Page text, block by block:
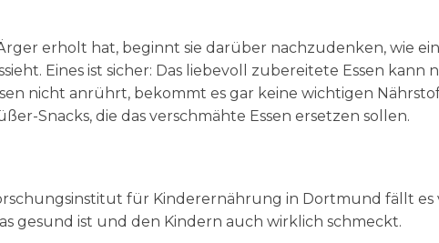
erholt hat, beginnt sie darüber nachzudenken, wie
Eines ist sicher: Das liebevoll zubereitete Essen kann
nicht anrührt, bekommt es gar keine wichtigen
Snacks, die das verschmähte Essen ersetzen sollen.
für Kinderernährung in Dortmund fällt es
gesund ist und den Kindern auch wirklich schmeckt.